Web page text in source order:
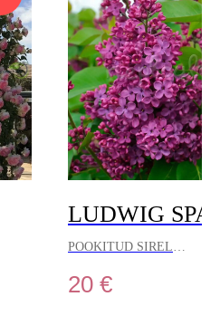
LUDWIG
POOKITUD SIREL
See sirel on silmapaistev
20 €